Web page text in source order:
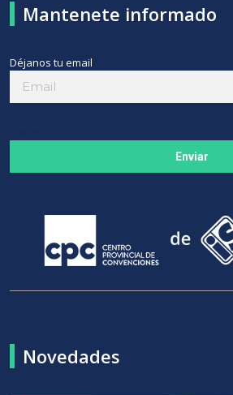
Mantenete informado
Déjanos tu email
Novedades